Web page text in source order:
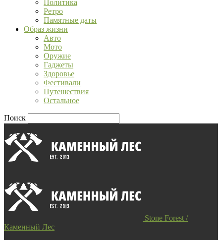
Политика
Ретро
Памятные даты
Образ жизни
Авто
Мото
Оружие
Гаджеты
Здоровье
Фестивали
Путешествия
Остальное
Поиск
Stone Forest /
Каменный Лес